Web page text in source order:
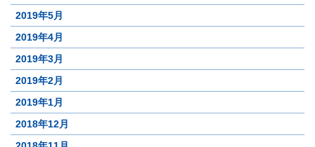
2019年5月
2019年4月
2019年3月
2019年2月
2019年1月
2018年12月